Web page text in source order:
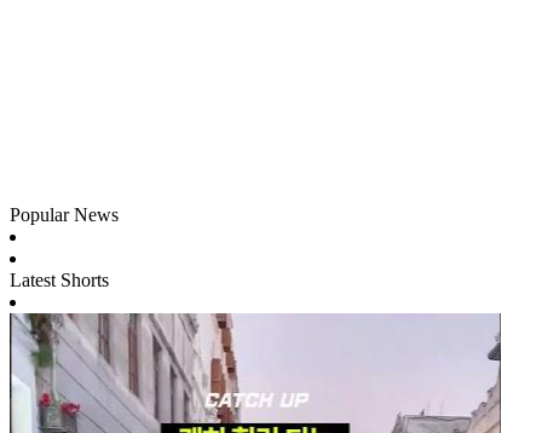
Popular News
Latest Shorts